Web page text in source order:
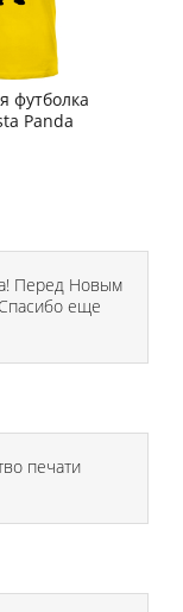
футболка
Panda
Перед Новым
еще
печати